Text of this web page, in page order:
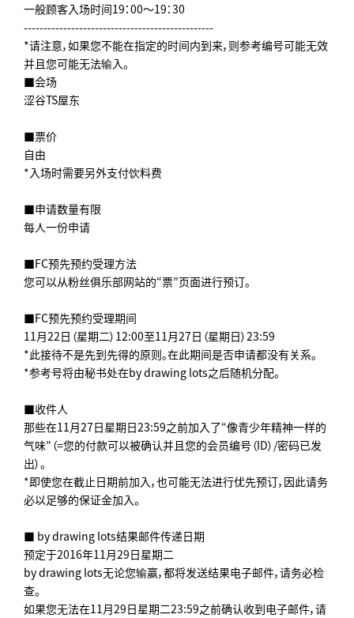
一般顾客入场时间19：00〜19：30
------------------------------------------------
*请注意，如果您不能在指定的时间内到来，则参考编号可能无效
并且您可能无法输入。
■会场
涩谷TS屋东
■票价
自由
*入场时需要另外支付饮料费
■申请数量有限
每人一份申请
■FC预先预约受理方法
您可以从粉丝俱乐部网站的“票”页面进行预订。
■FC预先预约受理期间
11月22日（星期二）12:00至11月27日（星期日）23:59
*此接待不是先到先得的原则。在此期间是否申请都没有关系。
*参考号将由秘书处在by drawing lots之后随机分配。
■收件人
那些在11月27日星期日23:59之前加入了“像青少年精神一样的
气味”（=您的付款可以被确认并且您的会员编号（ID）/密码已发
出）。
*即使您在截止日期前加入，也可能无法进行优先预订，因此请务
必以足够的保证金加入。
■ by drawing lots结果邮件传递日期
预定于2016年11月29日星期二
by drawing lots无论您输赢，都将发送结果电子邮件，请务必检
查。
如果您无法在11月29日星期二23:59之前确认收到电子邮件，请